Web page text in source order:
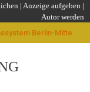
| Anzeige aufgeben |
Autor werden